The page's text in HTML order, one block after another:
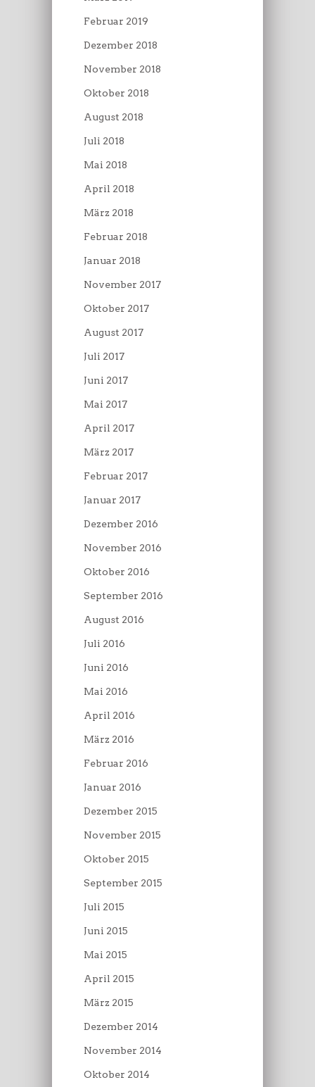
Februar 2019
Dezember 2018
November 2018
Oktober 2018
August 2018
Juli 2018
Mai 2018
April 2018
März 2018
Februar 2018
Januar 2018
November 2017
Oktober 2017
August 2017
Juli 2017
Juni 2017
Mai 2017
April 2017
März 2017
Februar 2017
Januar 2017
Dezember 2016
November 2016
Oktober 2016
September 2016
August 2016
Juli 2016
Juni 2016
Mai 2016
April 2016
März 2016
Februar 2016
Januar 2016
Dezember 2015
November 2015
Oktober 2015
September 2015
Juli 2015
Juni 2015
Mai 2015
April 2015
März 2015
Dezember 2014
November 2014
Oktober 2014